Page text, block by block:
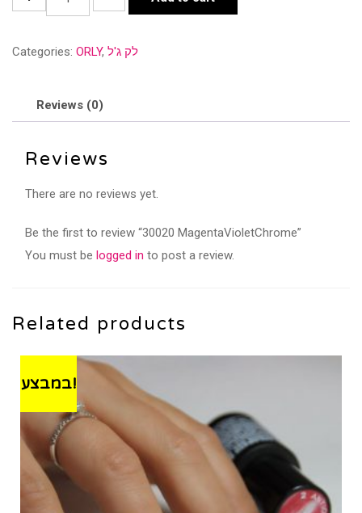
MagentaVioletChrome
Categories: ORLY, לק ג'ל
Reviews (0)
Reviews
There are no reviews yet.
Be the first to review “30020 MagentaVioletChrome”
You must be logged in to post a review.
Related products
במבצע!